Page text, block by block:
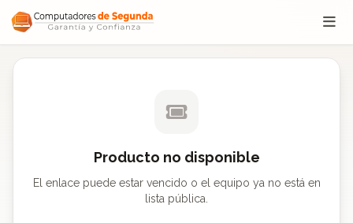
Saltar al contenido
Producto no disponible
El enlace puede estar vencido o el equipo ya no está en
lista pública.